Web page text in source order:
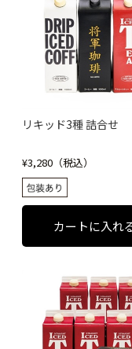
リキッド3種 詰合せ
¥3,280（税込）